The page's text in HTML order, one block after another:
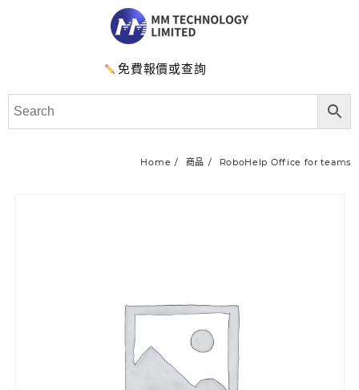
免費報價或查詢
Home 商品 RoboHelp Office for teams